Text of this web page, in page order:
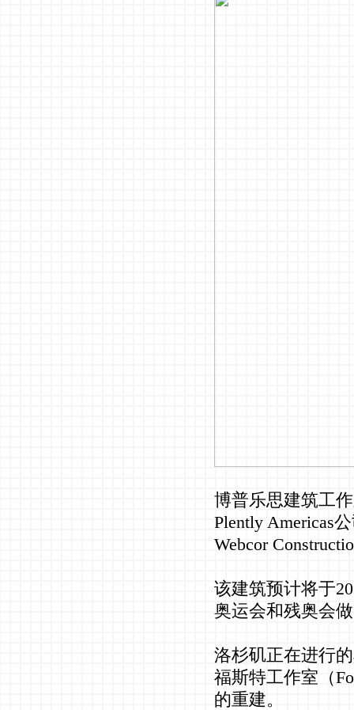
博普乐思建筑工
Plently Americas
Webcor
该建筑预计将于
奥运会和残奥会
洛杉矶正在进行
福斯特工作室（
的重建。